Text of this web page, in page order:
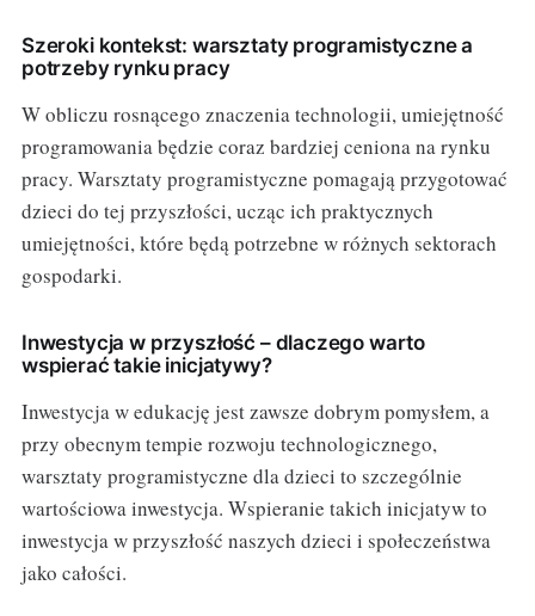
Szeroki kontekst: warsztaty programistyczne a
potrzeby rynku pracy
W obliczu rosnącego znaczenia technologii, umiejętność
programowania będzie coraz bardziej ceniona na rynku
pracy. Warsztaty programistyczne pomagają przygotować
dzieci do tej przyszłości, ucząc ich praktycznych
umiejętności, które będą potrzebne w różnych sektorach
gospodarki.
Inwestycja w przyszłość – dlaczego warto
wspierać takie inicjatywy?
Inwestycja w edukację jest zawsze dobrym pomysłem, a
przy obecnym tempie rozwoju technologicznego,
warsztaty programistyczne dla dzieci to szczególnie
wartościowa inwestycja. Wspieranie takich inicjatyw to
inwestycja w przyszłość naszych dzieci i społeczeństwa
jako całości.